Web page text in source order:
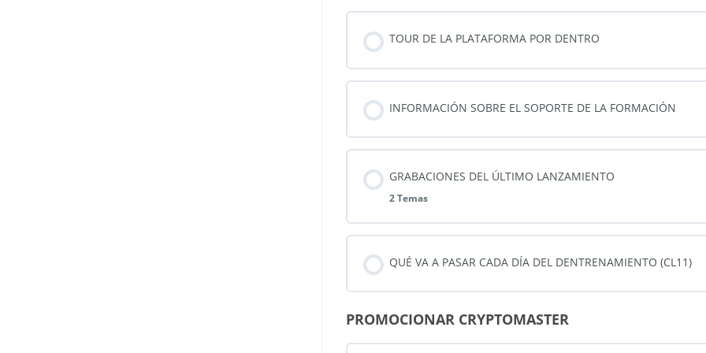
TOUR DE LA PLATAFORMA POR DENTRO
INFORMACIÓN SOBRE EL SOPORTE DE LA FORMACIÓN
GRABACIONES DEL ÚLTIMO LANZAMIENTO
2 Temas
QUÉ VA A PASAR CADA DÍA DEL DENTRENAMIENTO (CL11)
PROMOCIONAR CRYPTOMASTER